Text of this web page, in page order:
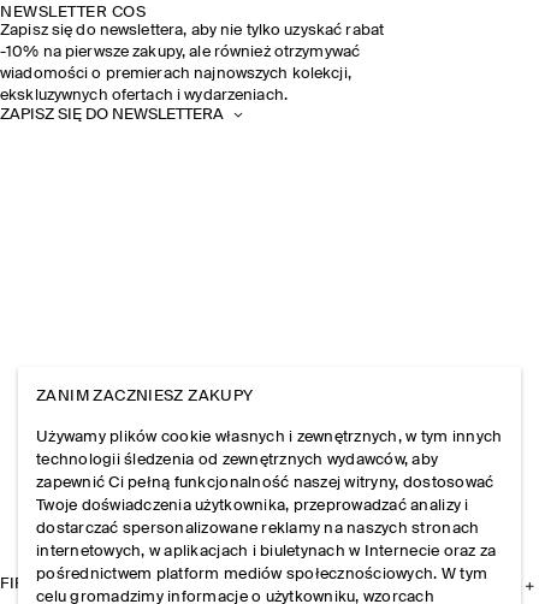
NEWSLETTER COS
Zapisz się do newslettera, aby nie tylko uzyskać rabat
-10% na pierwsze zakupy, ale również otrzymywać
wiadomości o premierach najnowszych kolekcji,
ekskluzywnych ofertach i wydarzeniach.
ZAPISZ SIĘ DO NEWSLETTERA
FIRMA
ZANIM ZACZNIESZ ZAKUPY
Używamy plików cookie własnych i zewnętrznych, w tym innych
technologii śledzenia od zewnętrznych wydawców, aby
zapewnić Ci pełną funkcjonalność naszej witryny, dostosować
Twoje doświadczenia użytkownika, przeprowadzać analizy i
dostarczać spersonalizowane reklamy na naszych stronach
internetowych, w aplikacjach i biuletynach w Internecie oraz za
pośrednictwem platform mediów społecznościowych. W tym
celu gromadzimy informacje o użytkowniku, wzorcach